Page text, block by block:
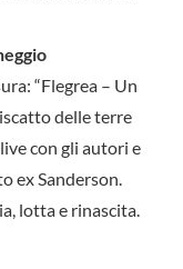
“Flegrea – Un
delle terre
con gli autori e
ex Sanderson.
lotta e rinascita.